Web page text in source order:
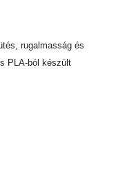
rugalmasság és
PLA-ból készült